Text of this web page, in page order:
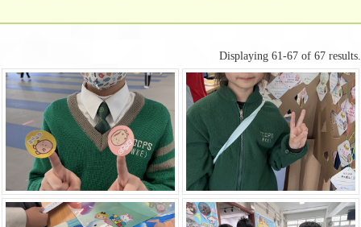
Displaying 61-67 of 67 results.